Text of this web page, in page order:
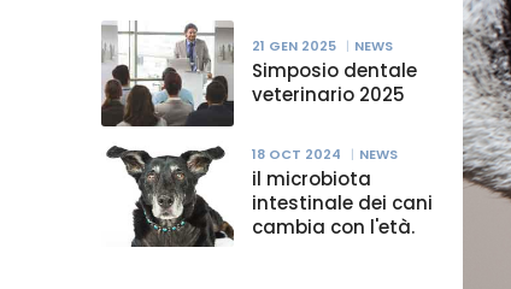
21 GEN 2025 NEWS
Simposio dentale
veterinario 2025
18 OCT 2024 NEWS
il microbiota
intestinale dei cani
cambia con l'età.